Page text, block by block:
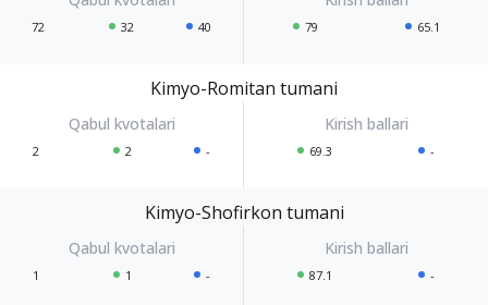
72 32 40 79 65.1
Kimyo-Romitan tumani
2 2 - 69.3 -
Kimyo-Shofirkon tumani
1 1 - 87.1 -